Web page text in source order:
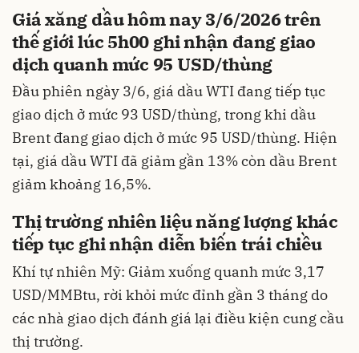
Giá xăng dầu hôm nay 3/6/2026 trên
thế giới lúc 5h00 ghi nhận đang giao
dịch quanh mức 95 USD/thùng
Đầu phiên ngày 3/6, giá dầu WTI đang tiếp tục
giao dịch ở mức 93 USD/thùng, trong khi dầu
Brent đang giao dịch ở mức 95 USD/thùng. Hiện
tại, giá dầu WTI đã giảm gần 13% còn dầu Brent
giảm khoảng 16,5%.
Thị trường nhiên liệu năng lượng khác
tiếp tục ghi nhận diễn biến trái chiều
Khí tự nhiên Mỹ: Giảm xuống quanh mức 3,17
USD/MMBtu, rời khỏi mức đỉnh gần 3 tháng do
các nhà giao dịch đánh giá lại điều kiện cung cầu
thị trường.